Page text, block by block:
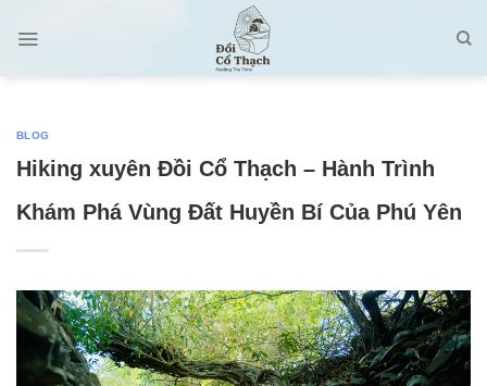
BLOG
Hiking xuyên Đồi Cổ Thạch – Hành Trình
Khám Phá Vùng Đất Huyền Bí Của Phú Yên